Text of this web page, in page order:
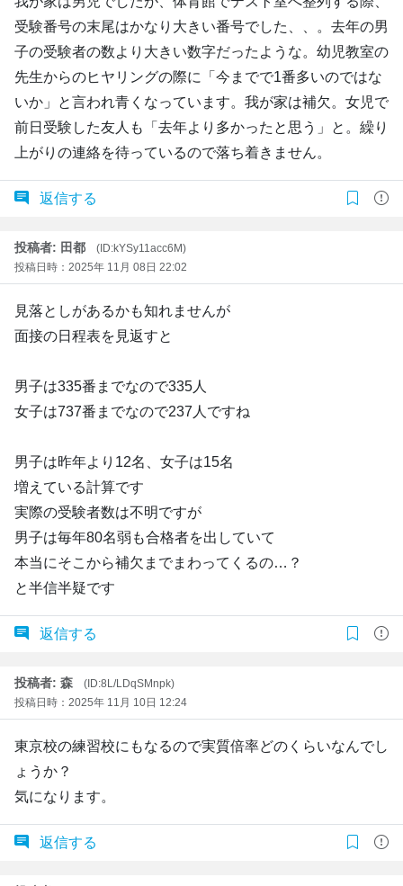
受験番号の末尾はかなり大きい番号でした、、。去年の男
子の受験者の数より大きい数字だったような。幼児教室の
先生からのヒヤリングの際に「今までで1番多いのではな
いか」と言われ青くなっています。我が家は補欠。女児で
前日受験した友人も「去年より多かったと思う」と。繰り
上がりの連絡を待っているので落ち着きません。
返信する
投稿者: 田都
(ID:kYSy11acc6M)
投稿日時：2025年 11月 08日 22:02
見落としがあるかも知れませんが
面接の日程表を見返すと
男子は335番までなので335人
女子は737番までなので237人ですね
男子は昨年より12名、女子は15名
増えている計算です
実際の受験者数は不明ですが
男子は毎年80名弱も合格者を出していて
本当にそこから補欠までまわってくるの…？
と半信半疑です
返信する
投稿者: 森
(ID:8L/LDqSMnpk)
投稿日時：2025年 11月 10日 12:24
東京校の練習校にもなるので実質倍率どのくらいなんでし
ょうか？
気になります。
返信する